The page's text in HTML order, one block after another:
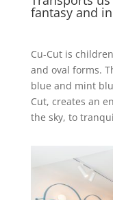
fantasy and
Cu-Cut is
and oval forms.
blue and mint
Cut, creates an
the sky, to